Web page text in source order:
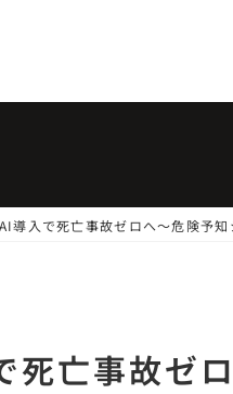
導入で死亡事故ゼロへ〜危険予知
死亡事故ゼ